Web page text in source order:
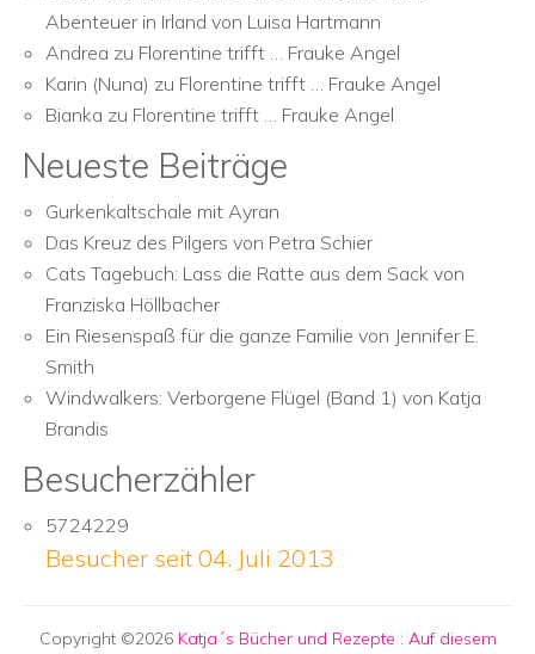
Abenteuer in Irland von Luisa Hartmann
Andrea zu Florentine trifft … Frauke Angel
Karin (Nuna) zu Florentine trifft … Frauke Angel
Bianka zu Florentine trifft … Frauke Angel
Neueste Beiträge
Gurkenkaltschale mit Ayran
Das Kreuz des Pilgers von Petra Schier
Cats Tagebuch: Lass die Ratte aus dem Sack von
Franziska Höllbacher
Ein Riesenspaß für die ganze Familie von Jennifer E.
Smith
Windwalkers: Verborgene Flügel (Band 1) von Katja
Brandis
Besucherzähler
5724229
Besucher seit 04. Juli 2013
Copyright ©2026 Katja´s Bücher und Rezepte : Auf diesem